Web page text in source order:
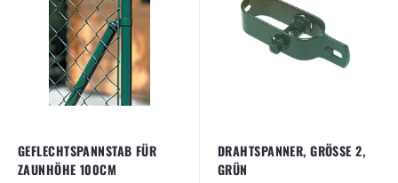
(ab 350,00 € Bestellwert kostenfrei)
ab 59,90 €
ARTIKEL ANSEHEN
ab
GEFLECHTSPANNSTAB FÜR
ZAUNHÖHE 100CM
DRAHTSPANNER, GRÖSSE 2, G
RÜN